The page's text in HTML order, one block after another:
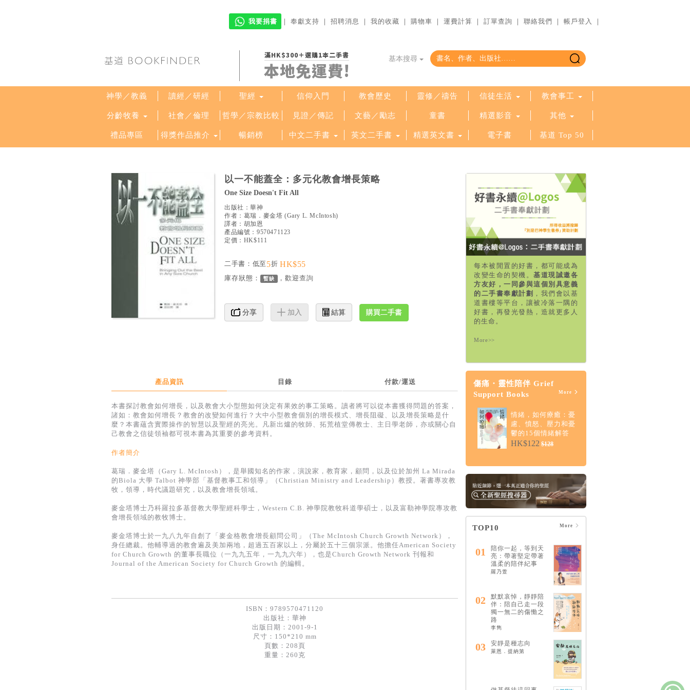
我要捐書 ｜ 奉獻支持 ｜ 招聘消息 ｜ 我的收藏 ｜ 購物車 ｜ 運費計算 ｜ 訂單查詢 ｜ 聯絡我們 ｜ 帳戶登入 ｜
滿HK$300＋選購1本二手書
本地免運費!
基本搜尋
神學／教義 讀經／研經 聖經 信仰入門 教會歷史 靈修／禱告 信徒生活 教會事工
分齡牧養 社會／倫理 哲學／宗教比較 見證／傳記 文藝／勵志 童書 精選影音 其他
禮品專區 得獎作品推介 暢銷榜 中文二手書 英文二手書 精選英文書 電子書 基道 Top 50
以一不能蓋全：多元化教會增長策略
One Size Doesn't Fit All
出版社：華神
作者： 葛瑞．麥金塔 (Gary L. McIntosh)
譯者： 胡加恩
產品編號： 9570471123
定價：HK$111
二手書：低至 5折 HK$55
庫存狀態： 暫缺 ，歡迎查詢
分享 加入 結算 購買二手書
產品資訊 目錄 付款/運送
本書探討教會如何增長，以及教會大小型態如何決定有果效的事工策略。讀者將可以從本書獲得問題的答案，
諸如：教會如何增長？教會的改變如何進行？大中小型教會個別的增長模式、增長阻礙、以及增長策略是什
麼？本書蘊含實際操作的智慧以及聖經的亮光。凡新出爐的牧師、拓荒植堂傳教士、主日學老師，亦或關心自
己教會之信徒領袖都可視本書為其重要的參考資料。
作者簡介
葛瑞．麥金塔（Gary L. McIntosh），是舉國知名的作家，演說家，教育家，顧問，以及位於加州 La Mirada
的Biola 大學 Talbot 神學部「基督教事工和領導」（Christian Ministry and Leadership）教授。著書專攻教
牧，領導，時代議題研究，以及教會增長領域。
麥金塔博士乃科羅拉多基督教大學聖經科學士，Western C.B. 神學院教牧科道學碩士，以及富勒神學院專攻教
會增長領域的教牧博士。
麥金塔博士於一九八九年自創了「麥金格教會增長顧問公司」（The McIntosh Church Growth Network），
身任總裁。他輔導過的教會遍及美加兩地，超過五百家以上，分屬於五十三個宗派。他擔任American Society
for Church Growth 的董事長職位（一九九五年，一九九六年），也是Church Growth Network 刊報和
Journal of the American Society for Church Growth 的編輯。
ISBN：9789570471120
出版社： 華神
出版日期：2001-9-1
尺寸：150*210 mm
頁數：208頁
重量：260克
每本被閒置的好書，都可能成為
改變生命的契機。基道現誠邀各
方友好，一同參與這個別具意義
的二手書奉獻計劃 ，我們會以基
道書樓等平台，讓被冷落一隅的
好書，再發光發熱，造就更多人
的生命。
More>>
傷痛・靈性陪伴 Grief
Support Books
More
情緒，如何療癒：憂
慮、憤怒、壓力和憂
鬱的15個情緒解答
HK$122 $128
TOP10 More
01
陪你一起，等到天
亮：帶著堅定帶著
溫柔的陪伴紀事
羅乃萱
02
默默哀悼，靜靜陪
伴：陪自己走一段
獨一無二的傷慟之
路
李雋
03 安靜是種志向
萊恩．提納第